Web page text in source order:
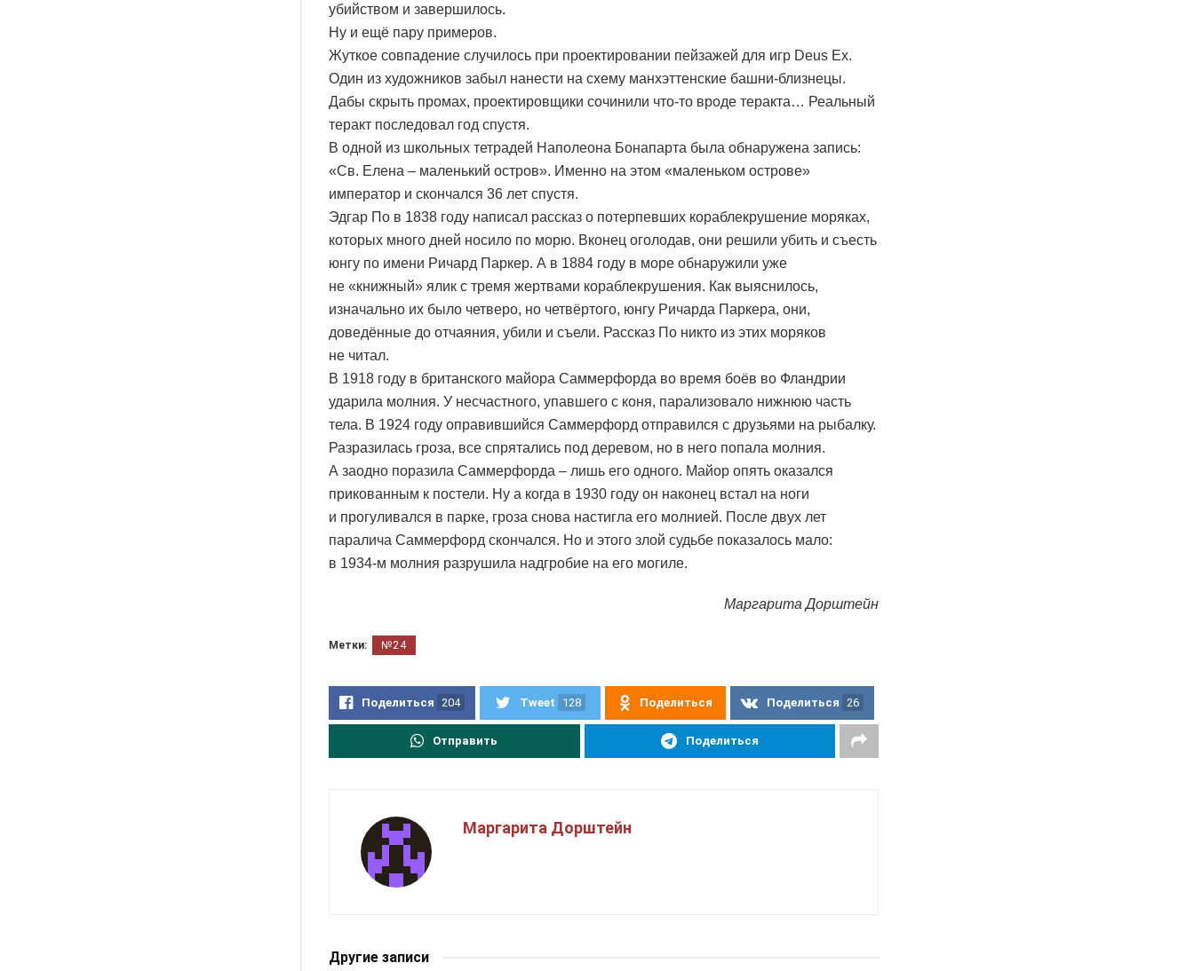
убийством и завершилось.
Ну и ещё пару примеров.
Жуткое совпадение случилось при проектировании пейзажей для игр Deus Ex.
Один из художников забыл нанести на схему манхэттенские башни-близнецы.
Дабы скрыть промах, проектировщики сочинили что-то вроде теракта… Реальный
теракт последовал год спустя.
В одной из школьных тетрадей Наполеона Бонапарта была обнаружена запись:
«Св. Елена – маленький остров». Именно на этом «маленьком острове»
император и скончался 36 лет спустя.
Эдгар По в 1838 году написал рассказ о потерпевших кораблекрушение моряках,
которых много дней носило по морю. Вконец оголодав, они решили убить и съесть
юнгу по имени Ричард Паркер. А в 1884 году в море обнаружили уже
не «книжный» ялик с тремя жертвами кораблекрушения. Как выяснилось,
изначально их было четверо, но четвёртого, юнгу Ричарда Паркера, они,
доведённые до отчаяния, убили и съели. Рассказ По никто из этих моряков
не читал.
В 1918 году в британского майора Саммерфорда во время боёв во Фландрии
ударила молния. У несчастного, упавшего с коня, парализовало нижнюю часть
тела. В 1924 году оправившийся Саммерфорд отправился с друзьями на рыбалку.
Разразилась гроза, все спрятались под деревом, но в него попала молния.
А заодно поразила Саммерфорда – лишь его одного. Майор опять оказался
прикованным к постели. Ну а когда в 1930 году он наконец встал на ноги
и прогуливался в парке, гроза снова настигла его молнией. После двух лет
паралича Саммерфорд скончался. Но и этого злой судьбе показалось мало:
в 1934-м молния разрушила надгробие на его могиле.
Маргарита Дорштейн
Метки: №24
Поделиться 204 Tweet 128 Поделиться Поделиться 26
Отправить Поделиться
Маргарита Дорштейн
Другие записи